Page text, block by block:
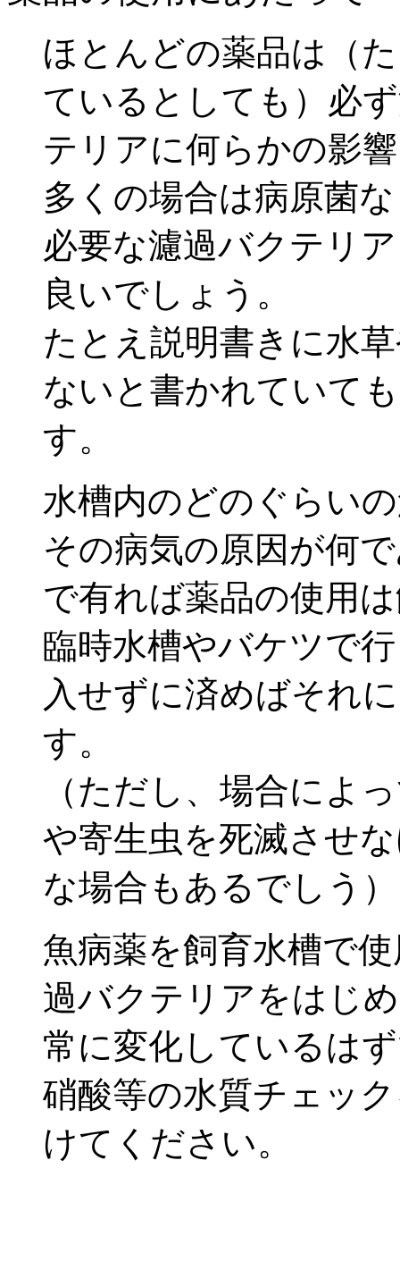
ほとんどの薬品は（
ているとしても）必
テリアに何らかの影
多くの場合は病原菌
必要な濾過バクテリ
良いでしょう。
たとえ説明書きに水
ないと書かれていて
す。
水槽内のどのぐらい
その病気の原因が何
で有れば薬品の使用
臨時水槽やバケツで
入せずに済めばそれ
す。
（ただし、場合によ
や寄生虫を死滅させ
な場合もあるでしう）
魚病薬を飼育水槽で
過バクテリアをはじ
常に変化しているは
硝酸等の水質チェッ
けてください。